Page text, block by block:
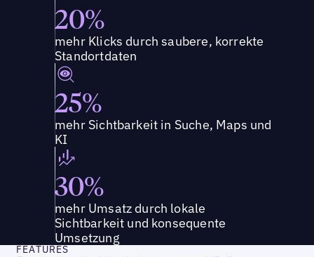
20%
mehr Klicks durch saubere, korrekte
Standortdaten
25%
mehr Sichtbarkeit in Suche, Maps und
KI
30%
mehr Umsatz durch lokale
Sichtbarkeit und konsequente
Umsetzung
FEATURES